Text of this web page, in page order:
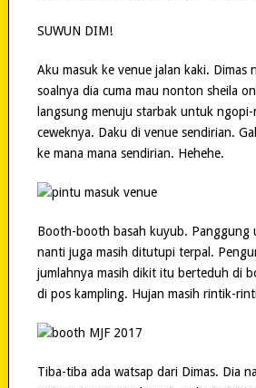
SUWUN DIM!
Aku masuk ke venue jalan kaki. Dimas
soalnya dia cuma mau nonton sheila
langsung menuju starbak untuk
ceweknya. Daku di venue sendirian.
ke mana mana sendirian. Hehehe.
Booth-booth basah kuyub. Panggung
nanti juga masih ditutupi terpal.
jumlahnya masih dikit itu berteduh di
di pos kampling. Hujan masih rintik-
Tiba-tiba ada watsap dari Dimas. Dia